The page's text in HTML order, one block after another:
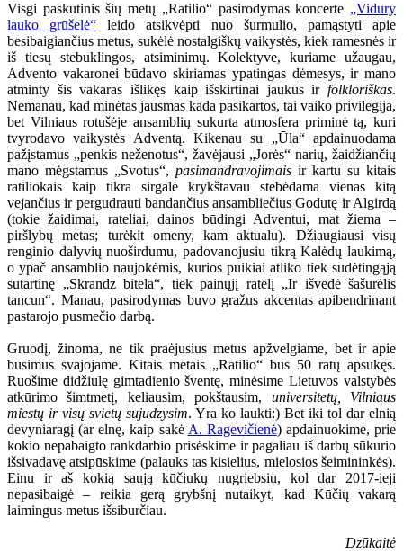
Visgi paskutinis šių metų „Ratilio“ pasirodymas koncerte „Vidury
lauko grūšelė“ leido atsikvėpti nuo šurmulio, pamąstyti apie
besibaigiančius metus, sukėlė nostalgiškų vaikystės, kiek ramesnės ir
iš tiesų stebuklingos, atsiminimų. Kolektyve, kuriame užaugau,
Advento vakaronei būdavo skiriamas ypatingas dėmesys, ir mano
atminty šis vakaras išlikęs kaip išskirtinai jaukus ir folkloriškas.
Nemanau, kad minėtas jausmas kada pasikartos, tai vaiko privilegija,
bet Vilniaus rotušėje ansamblių sukurta atmosfera priminė tą, kuri
tvyrodavo vaikystės Adventą. Kikenau su „Ūla“ apdainuodama
pažįstamus „penkis neženotus“, žavėjausi „Jorės“ narių, žaidžiančių
mano mėgstamus „Svotus“, pasimandravojimais ir kartu su kitais
ratiliokais kaip tikra sirgalė krykštavau stebėdama vienas kitą
vejančius ir pergudrauti bandančius ansambliečius Godutę ir Algirdą
(tokie žaidimai, rateliai, dainos būdingi Adventui, mat žiema –
piršlybų metas; turėkit omeny, kam aktualu). Džiaugiausi visų
renginio dalyvių nuoširdumu, padovanojusiu tikrą Kalėdų laukimą,
o ypač ansamblio naujokėmis, kurios puikiai atliko tiek sudėtingąją
sutartinę „Skrandz bitela“, tiek painųjį ratelį „Ir išvedė šašurėlis
tancun“. Manau, pasirodymas buvo gražus akcentas apibendrinant
pastarojo pusmečio darbą.
Gruodį, žinoma, ne tik praėjusius metus apžvelgiame, bet ir apie
būsimus svajojame. Kitais metais „Ratilio“ bus 50 ratų apsukęs.
Ruošime didžiulę gimtadienio šventę, minėsime Lietuvos valstybės
atkūrimo šimtmetį, keliausim, pokštausim, universitetų, Vilniaus
miestų ir visų svietų sujudzysim. Yra ko laukti:) Bet iki tol dar elnią
devyniaragį (ar elnę, kaip sakė A. Ragevičienė) apdainuokime, prie
kokio nepabaigto rankdarbio prisėskime ir pagaliau iš darbų sūkurio
išsivadavę atsipūskime (palauks tas kisielius, mielosios šeimininkės).
Einu ir aš kokią saują kūčiukų nugriebsiu, kol dar 2017-ieji
nepasibaigė – reikia gerą grybšnį nutaikyt, kad Kūčių vakarą
laimingus metus išsiburčiau.
Dzūkaitė